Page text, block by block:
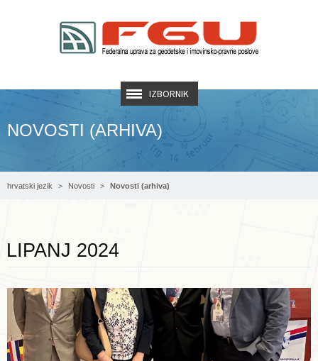
IZBORNIK
NOVOSTI (ARHIVA)
hrvatski jezik Novosti Novosti (arhiva)
LIPANJ 2024